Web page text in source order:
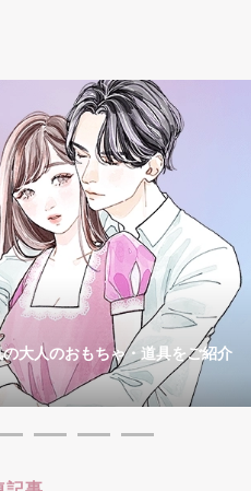
大人のおもちゃ・道具をご紹介